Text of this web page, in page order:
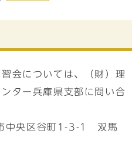
会については、（財）理
ター兵庫県支部に問い合
央区谷町1-3-1 双馬